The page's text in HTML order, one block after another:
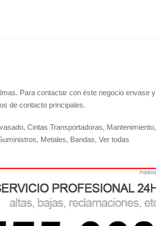
Para contactar con éste negocio envase y
de contacto principales.
Cintas Transportadoras, Mantenimiento,
Metales, Bandas, Ver todas